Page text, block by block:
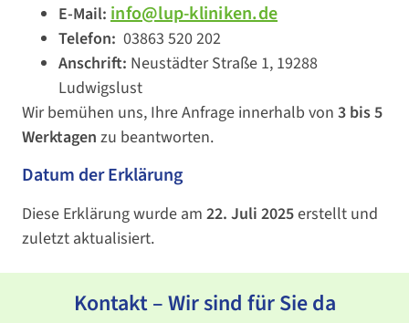
E-Mail: info@lup-kliniken.de
Telefon: 03863 520 202
Anschrift: Neustädter Straße 1, 19288
Ludwigslust
Wir bemühen uns, Ihre Anfrage innerhalb von 3 bis 5
Werktagen zu beantworten.
Datum der Erklärung
Diese Erklärung wurde am 22. Juli 2025erstellt und
zuletzt aktualisiert.
Kontakt – Wir sind für Sie da